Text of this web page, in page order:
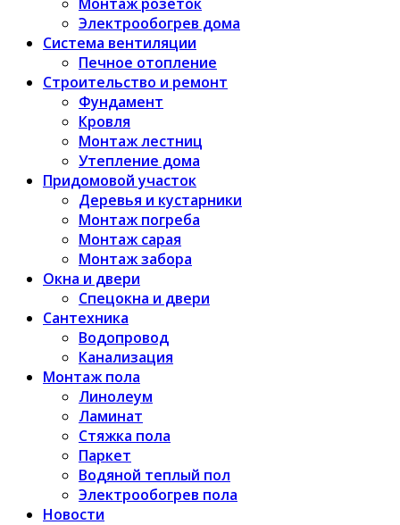
Электрообогрев дома
Система вентиляции
Печное отопление
Строительство и ремонт
Фундамент
Кровля
Монтаж лестниц
Утепление дома
Придомовой участок
Деревья и кустарники
Монтаж погреба
Монтаж сарая
Монтаж забора
Окна и двери
Спецокна и двери
Сантехника
Водопровод
Канализация
Монтаж пола
Линолеум
Ламинат
Стяжка пола
Паркет
Водяной теплый пол
Электрообогрев пола
Новости